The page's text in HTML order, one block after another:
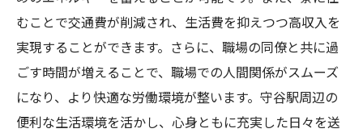
むことで交通費が削減され、生活費を抑えつつ高収入を
実現することができます。さらに、職場の同僚と共に過
ごす時間が増えることで、職場での人間関係がスムーズ
になり、より快適な労働環境が整います。守谷駅周辺の
便利な生活環境を活かし、心身ともに充実した日々を送